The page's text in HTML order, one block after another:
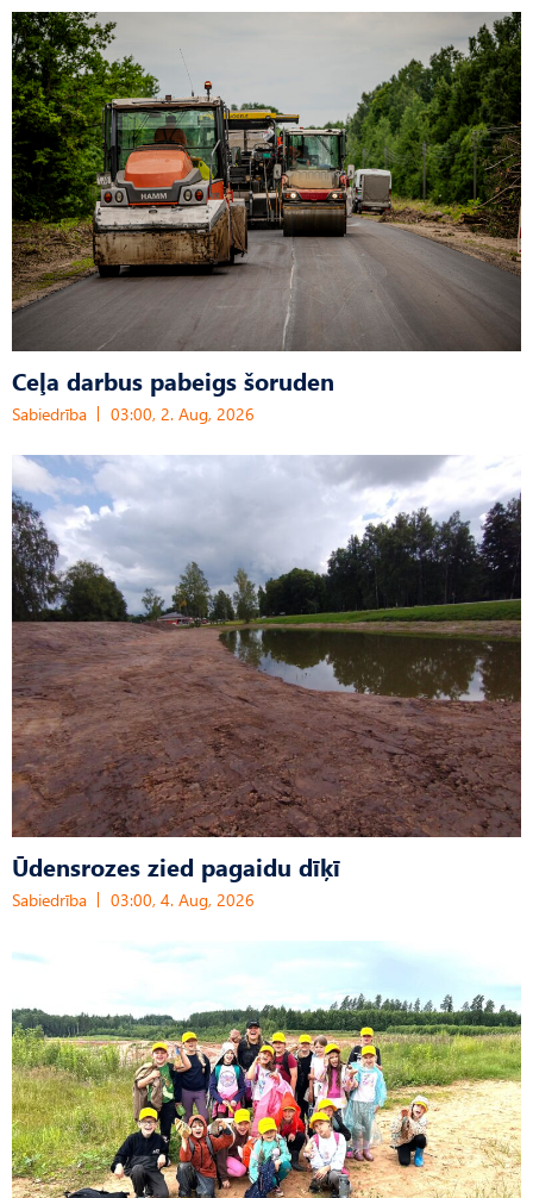
Ceļa darbus pabeigs šoruden
Sabiedrība 03:00, 2. Aug, 2026
Ūdensrozes zied pagaidu dīķī
Sabiedrība 03:00, 4. Aug, 2026